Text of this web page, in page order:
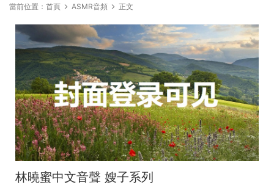
當前位置： 首頁 ASMR音頻 正文
林曉蜜中文音聲 嫂子系列